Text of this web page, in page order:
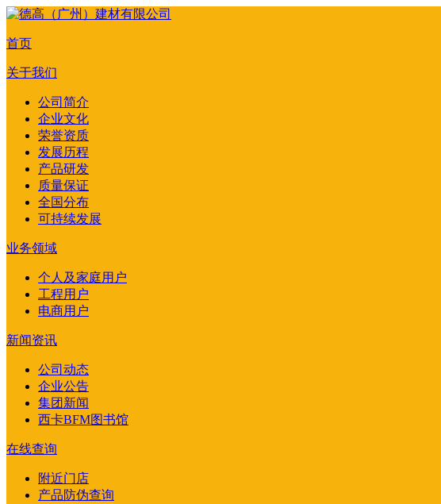
首页
关于我们
公司简介
企业文化
荣誉资质
发展历程
产品研发
质量保证
全国分布
可持续发展
业务领域
个人及家庭用户
工程用户
电商用户
新闻资讯
公司动态
企业公告
集团新闻
西卡BFM图书馆
在线查询
附近门店
产品防伪查询